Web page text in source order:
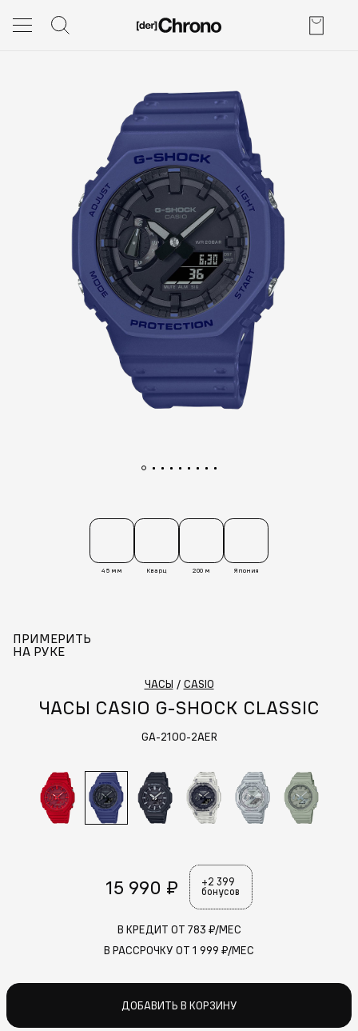
45 мм Кварц 200 м Япония
ПРИМЕРИТЬ
НА РУКЕ
ЧАСЫ / CASIO
ЧАСЫ CASIO G-SHOCK CLASSIC
GA-2100-2AER
15 990 ₽
+2 399
бонусов
В КРЕДИТ ОТ 783 ₽/МЕС
В РАССРОЧКУ ОТ 1 999 ₽/МЕС
ДОБАВИТЬ В КОРЗИНУ